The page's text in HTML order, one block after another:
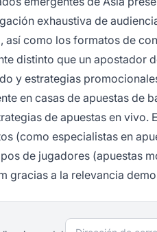
exhaustiva de
como los formatos de
distinto que un apostador
y estrategias
en casas de apuestas de
de apuestas en vivo.
(como especialistas en
de jugadores (apuestas
gracias a la relevancia
Dirección de